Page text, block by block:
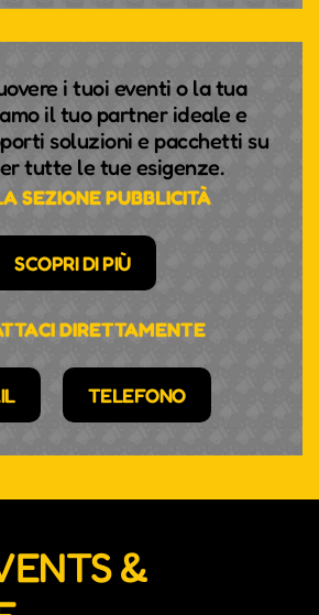
i tuoi eventi o la tua
il tuo partner ideale e
soluzioni e pacchetti su
tutte le tue esigenze.
SEZIONE PUBBLICITÀ
SCOPRI DI PIÙ
DIRETTAMENTE
TELEFONO
&